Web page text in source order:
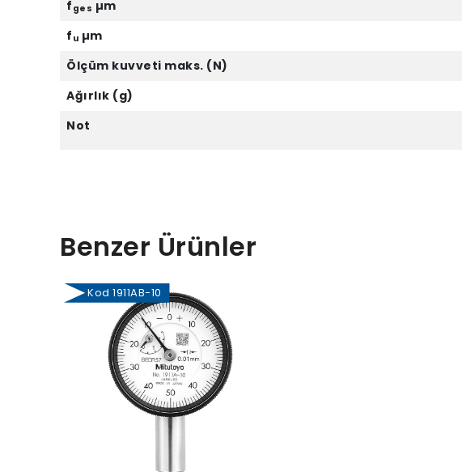
f ges µm
f u µm
Ölçüm kuvveti maks. (N)
Ağırlık (g)
Not
Benzer Ürünler
Kod 1911AB-10